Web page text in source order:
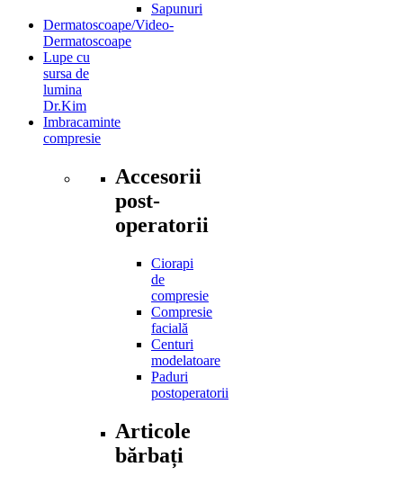
Sapunuri
Dermatoscoape/Video-
Dermatoscoape
Lupe cu
sursa de
lumina
Dr.Kim
Imbracaminte
compresie
Accesorii
post-
operatorii
Ciorapi
de
compresie
Compresie
facială
Centuri
modelatoare
Paduri
postoperatorii
Articole
bărbați